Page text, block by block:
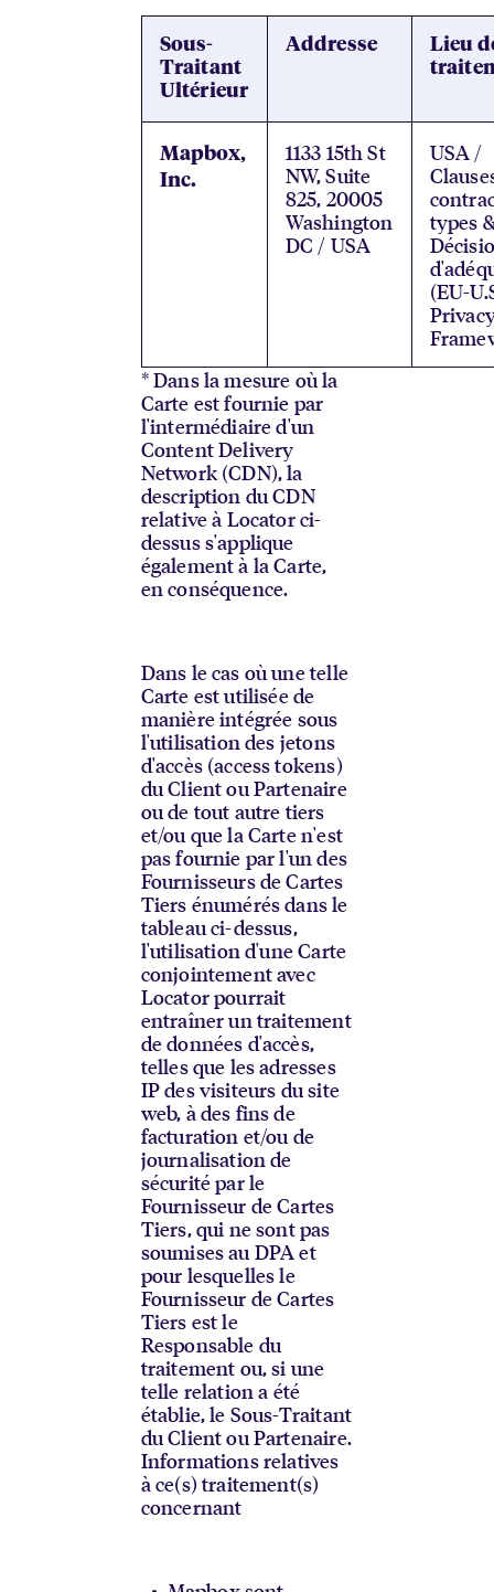
Sous-
Traitant
Ultérieur
Addresse
Lieu
Mapbox,
Inc.
1133 15th St
NW, Suite
825, 20005
Washington
DC / USA
USA /
types
(EU-
* Dans la mesure où la
Carte est fournie par
l'intermédiaire d'un
Content Delivery
Network (CDN), la
description du CDN
relative à Locator ci-
dessus s'applique
également à la Carte,
en conséquence.
Dans le cas où une telle
Carte est utilisée de
manière intégrée sous
l'utilisation des jetons
d'accès (access tokens)
du Client ou Partenaire
ou de tout autre tiers
et/ou que la Carte n'est
pas fournie par l'un des
Fournisseurs de Cartes
Tiers énumérés dans le
tableau ci-dessus,
l'utilisation d'une Carte
conjointement avec
Locator pourrait
entraîner un traitement
de données d'accès,
telles que les adresses
IP des visiteurs du site
web, à des fins de
facturation et/ou de
journalisation de
sécurité par le
Fournisseur de Cartes
Tiers, qui ne sont pas
soumises au DPA et
pour lesquelles le
Fournisseur de Cartes
Tiers est le
Responsable du
traitement ou, si une
telle relation a été
établie, le Sous-Traitant
du Client ou Partenaire.
Informations relatives
à ce(s) traitement(s)
concernant